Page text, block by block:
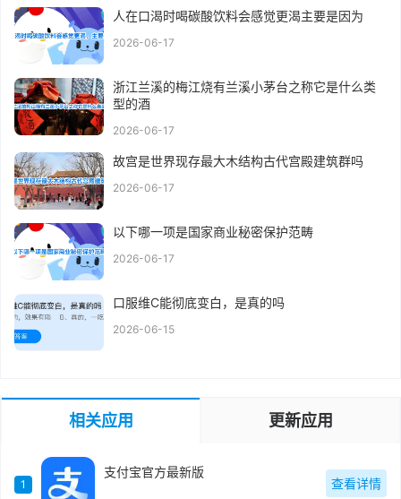
人在口渴时喝碳酸饮料会感觉更渴主要是因为
2026-06-17
浙江兰溪的梅江烧有兰溪小茅台之称它是什么类
型的酒
2026-06-17
故宫是世界现存最大木结构古代宫殿建筑群吗
2026-06-17
以下哪一项是国家商业秘密保护范畴
2026-06-17
口服维C能彻底变白，是真的吗
2026-06-15
相关应用 更新应用
1
支付宝官方最新版
查看详情